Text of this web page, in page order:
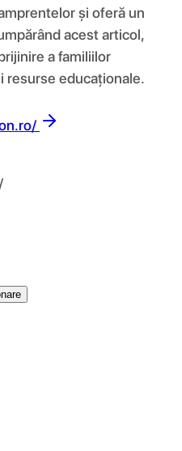
și oferă un
acest articol,
a familiilor
resurse educaționale.